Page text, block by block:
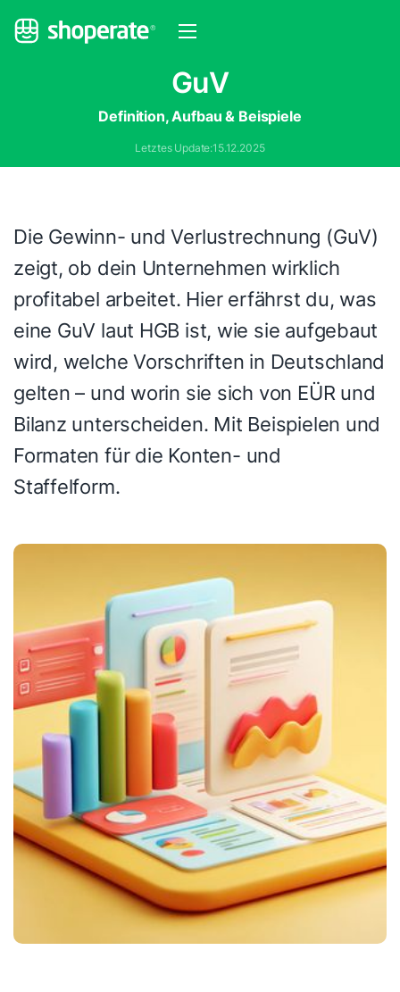
GuV
Definition, Aufbau & Beispiele
Letztes Update:15.12.2025
Die Gewinn- und Verlustrechnung (GuV)
zeigt, ob dein Unternehmen wirklich
profitabel arbeitet. Hier erfährst du, was
eine GuV laut HGB ist, wie sie aufgebaut
wird, welche Vorschriften in Deutschland
gelten – und worin sie sich von EÜR und
Bilanz unterscheiden. Mit Beispielen und
Formaten für die Konten- und
Staffelform.